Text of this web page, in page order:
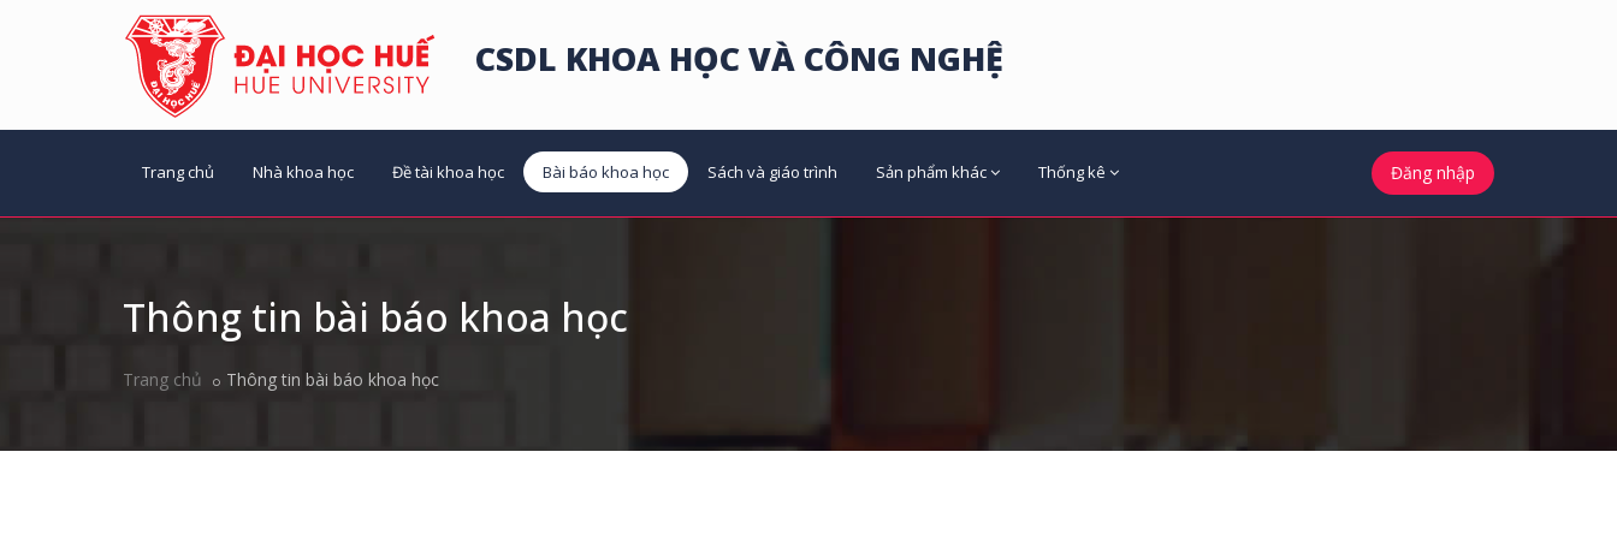
CSDL KHOA HỌC VÀ CÔNG NGHỆ
Trang chủ Nhà khoa học Đề tài khoa học Bài báo khoa học Sách và giáo trình Sản phẩm khác Thống kê Đăng nhập
Thông tin bài báo khoa học
Trang chủ Thông tin bài báo khoa học